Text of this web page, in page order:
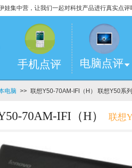
娃集中营，让我们一起对科技产品进行真实点评
手机点评 电脑点评
电脑 >> 联想Y50-70AM-IFI（H） 联想Y50系列
70AM-IFI（H） 联想